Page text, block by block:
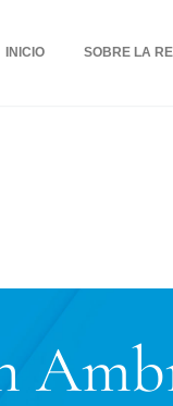
INICIO SOBRE LA